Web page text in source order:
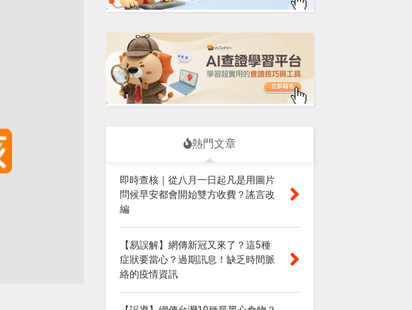
熱門文章
即時查核｜從八月一日起凡是用圖片
問候早安都會開始雙方收費？謠言改
編
【易誤解】網傳新冠又來了？這5種
症狀要當心？過期訊息！缺乏時間脈
絡的疫情資訊